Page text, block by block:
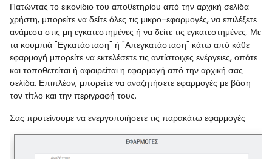
Πατώντας το εικονίδιο του αποθετηρίου από την αρχική σελίδα
χρήστη, μπορείτε να δείτε όλες τις μικρο-εφαρμογές, να επιλέξετε
ανάμεσα στις μη εγκατεστημένες ή να δείτε τις εγκατεστημένες. Με
τα κουμπιά "Εγκατάσταση" ή "Απεγκατάσταση" κάτω από κάθε
εφαρμογή μπορείτε να εκτελέσετε τις αντίστοιχες ενέργειες, οπότε
και τοποθετείται ή αφαιρείται η εφαρμογή από την αρχική σας
σελίδα. Επιπλέον, μπορείτε να αναζητήσετε εφαρμογές με βάση
τον τίτλο και την περιγραφή τους.
Σας προτείνουμε να ενεργοποιήσετε τις παρακάτω εφαρμογές